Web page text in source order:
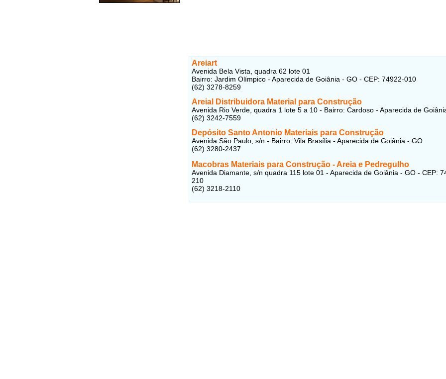
Areiart
Avenida Bela Vista, quadra 62 lote 01
Bairro: Jardim Olímpico - Aparecida de Goiânia - GO - CEP: 74922-010
(62) 3278-8259
Areial Distribuidora Material para Construção
Avenida Rio Verde, quadra 1 lote 5 a 10 - Bairro: Cardoso - Aparecida de
(62) 3242-7559
Depósito Santo Antonio Materiais para Construção
Avenida São Paulo, s/n - Bairro: Vila Brasília - Aparecida de Goiânia - GO
(62) 3280-2437
Macobras Materiais para Construção - Areia e Pedregulho
Avenida Diamante, s/n quadra 115 lote 01 - Aparecida de Goiânia - GO - CEP:
210
(62) 3218-2110